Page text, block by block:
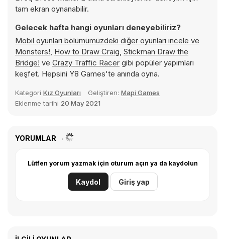
tam ekran oynanabilir.
Gelecek hafta hangi oyunları deneyebiliriz?
Mobil oyunları bölümümüzdeki diğer oyunları incele ve
Monsters!, How to Draw Craig, Stickman Draw the
Bridge! ve Crazy Traffic Racer gibi popüler yapımları
keşfet. Hepsini Y8 Games'te anında oyna.
Kategori Kız Oyunları Geliştiren: Mapi Games
Eklenme tarihi 20 May 2021
YORUMLAR
Lütfen yorum yazmak için oturum açın ya da kaydolun
Kaydol Giriş yap